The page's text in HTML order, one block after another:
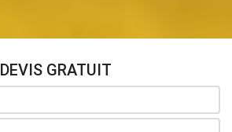
DEVIS GRATUIT